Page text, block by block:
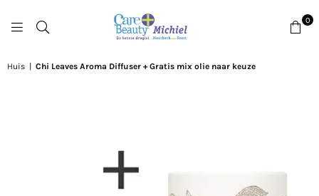
0
Huis Chi Leaves Aroma Diffuser + Gratis mix olie naar keuze